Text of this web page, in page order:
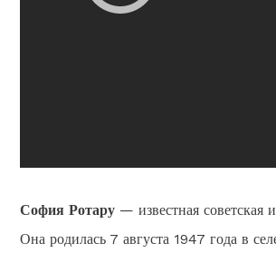
София Ротару — известная советская
Она родилась 7 августа 1947 года в